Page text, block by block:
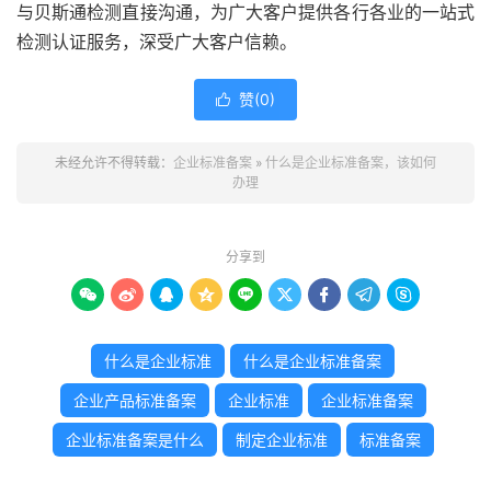
与贝斯通检测直接沟通，为广大客户提供各行各业的一站式
检测认证服务，深受广大客户信赖。
 赞(0)
未经允许不得转载： 企业标准备案 » 什么是企业标准备案，该如何
办理
分享到
        
什么是企业标准 什么是企业标准备案
企业产品标准备案 企业标准 企业标准备案
企业标准备案是什么 制定企业标准 标准备案